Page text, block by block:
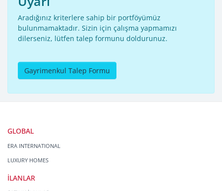
Aradığınız kriterlere sahip bir portföyümüz
bulunmamaktadır. Sizin için çalışma yapmamızı
dilerseniz, lütfen talep formunu doldurunuz.
Gayrimenkul Talep Formu
GLOBAL
ERA INTERNATIONAL
LUXURY HOMES
İLANLAR